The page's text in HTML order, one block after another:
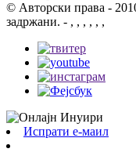
© Авторски права -
задржани. - , , , , , ,
Испрати е-маил